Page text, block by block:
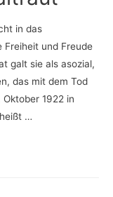
in das
Freiheit und Freude
galt sie als asozial,
das mit dem Tod
1922 in
…